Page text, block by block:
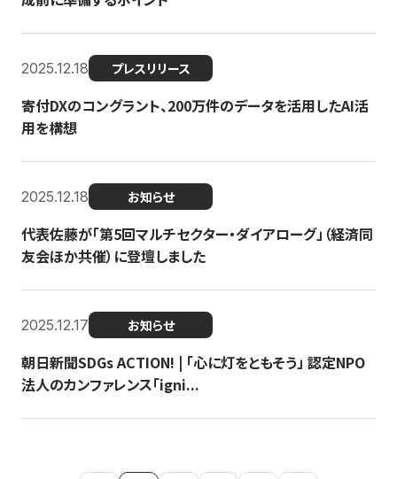
2025.12.18 プレスリリース
寄付DXのコングラント、200万件のデータを活用したAI活
用を構想
2025.12.18 お知らせ
代表佐藤が「第5回マルチセクター・ダイアローグ」（経済同
友会ほか共催）に登壇しました
2025.12.17 お知らせ
朝日新聞SDGs ACTION! | 「心に灯をともそう」 認定NPO
法人のカンファレンス「igni...